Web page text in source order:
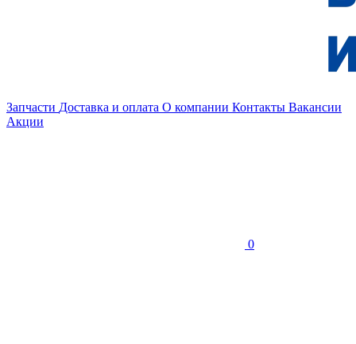
Запчасти Доставка и оплата О компании Контакты Вакансии
Акции
0